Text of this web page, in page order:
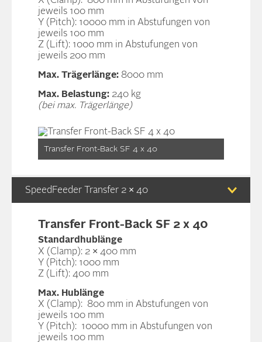
jeweils 100 mm
Y (Pitch): 10000 mm in Abstufungen von
jeweils 100 mm
Z (Lift): 1000 mm in Abstufungen von
jeweils 200 mm
Max. Trägerlänge: 8000 mm
Max. Belastung: 240 kg
(bei max. Trägerlänge)
Transfer Front-Back SF 4 x 40
SpeedFeeder Transfer 2 × 40
Transfer Front-Back SF 2 x 40
Standardhublänge
X (Clamp): 2 × 400 mm
Y (Pitch): 1000 mm
Z (Lift): 400 mm
Max. Hublänge
X (Clamp): 800 mm in Abstufungen von
jeweils 100 mm
Y (Pitch): 10000 mm in Abstufungen von
jeweils 100 mm